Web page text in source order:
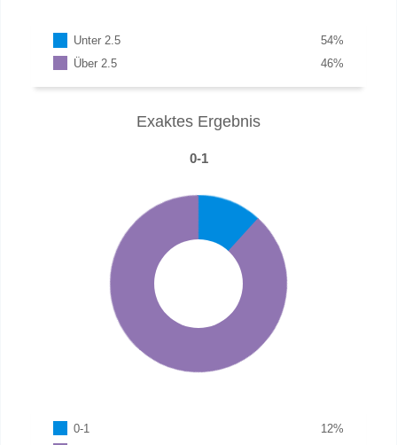
Unter 2.5 %
54
Über 2.5
%
46
Exaktes Ergebnis
0-1
0-1 %
12